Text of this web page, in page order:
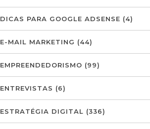
DICAS PARA GOOGLE ADSENSE (4)
E-MAIL MARKETING (44)
EMPREENDEDORISMO (99)
ENTREVISTAS (6)
ESTRATÉGIA DIGITAL (336)